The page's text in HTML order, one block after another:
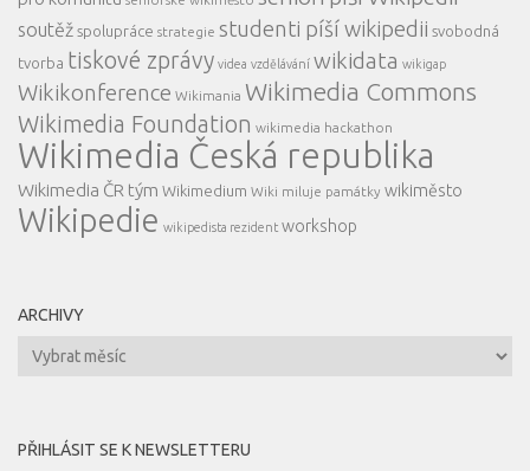
soutěž spolupráce strategie studenti píší wikipedii svobodná
tvorba tiskové zprávy videa vzdělávání wikidata wikigap
Wikikonference Wikimania Wikimedia Commons
Wikimedia Foundation wikimedia hackathon
Wikimedia Česká republika
Wikimedia ČR tým Wikimedium Wiki miluje památky wikiměsto
Wikipedie wikipedista rezident workshop
ARCHIVY
Archivy
PŘIHLÁSIT SE K NEWSLETTERU